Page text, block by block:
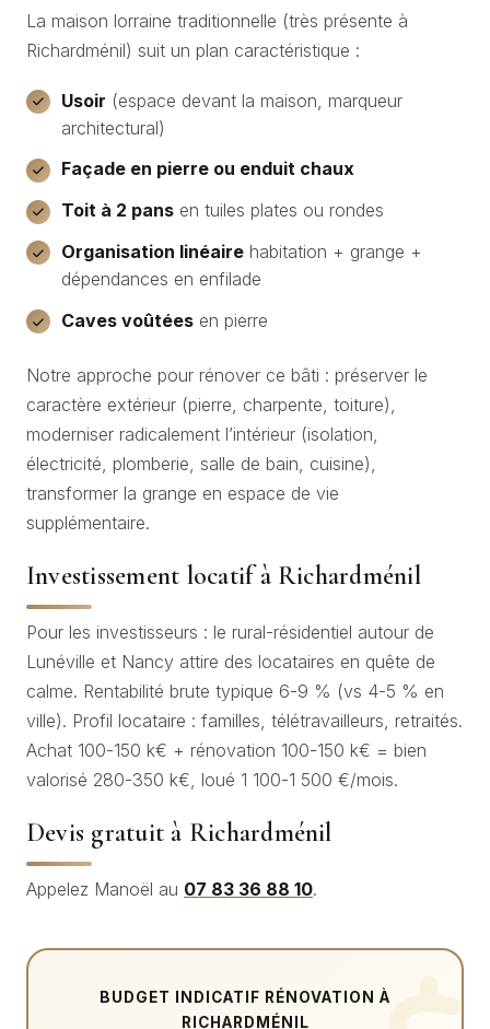
La maison lorraine traditionnelle (très présente à
Richardménil) suit un plan caractéristique :
Usoir (espace devant la maison, marqueur
architectural)
Façade en pierre ou enduit chaux
Toit à 2 pans en tuiles plates ou rondes
Organisation linéaire habitation + grange +
dépendances en enfilade
Caves voûtées en pierre
Notre approche pour rénover ce bâti : préserver le
caractère extérieur (pierre, charpente, toiture),
moderniser radicalement l’intérieur (isolation,
électricité, plomberie, salle de bain, cuisine),
transformer la grange en espace de vie
supplémentaire.
Investissement locatif à Richardménil
Pour les investisseurs : le rural-résidentiel autour de
Lunéville et Nancy attire des locataires en quête de
calme. Rentabilité brute typique 6-9 % (vs 4-5 % en
ville). Profil locataire : familles, télétravailleurs, retraités.
Achat 100-150 k€ + rénovation 100-150 k€ = bien
valorisé 280-350 k€, loué 1 100-1 500 €/mois.
Devis gratuit à Richardménil
Appelez Manoël au 07 83 36 88 10.
BUDGET INDICATIF RÉNOVATION À
RICHARDMÉNIL